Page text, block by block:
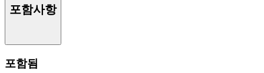
포함사항
포함됨